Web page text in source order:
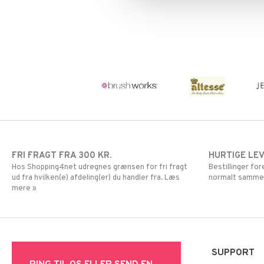
FRI FRAGT FRA 300 KR.
Hos Shopping4net udregnes grænsen for fri fragt
ud fra hvilken(e) afdeling(er) du handler fra. Læs
mere »
HURTIGE
Bestillinger
normalt
SUPPORT